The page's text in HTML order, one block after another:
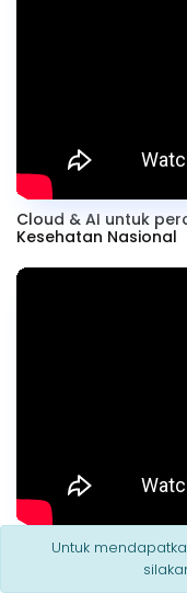
Cloud & AI untuk
Kesehatan Nasional
Pekan Industri 4.0
Untuk